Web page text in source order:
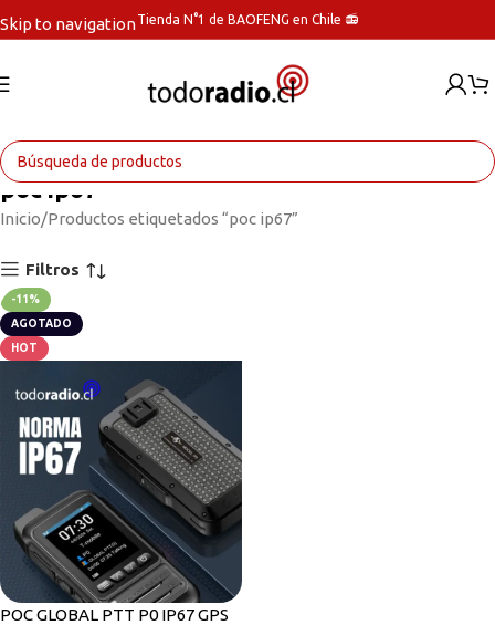
Skip to navigationTienda N°1 de BAOFENG en Chile 📻
poc ip67
Inicio Productos etiquetados “poc ip67”
Filtros
-11%
AGOTADO
HOT
POC GLOBAL PTT P0 IP67 GPS